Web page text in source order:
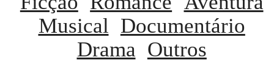
Musical
Documentário
Drama Outros